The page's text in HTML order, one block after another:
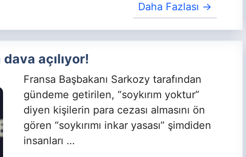
Daha Fazlası →
açılıyor!
Fransa Başbakanı Sarkozy tarafından
gündeme getirilen, “soykırım yoktur”
diyen kişilerin para cezası almasını ön
gören “soykırımı inkar yasası” şimdiden
insanları …